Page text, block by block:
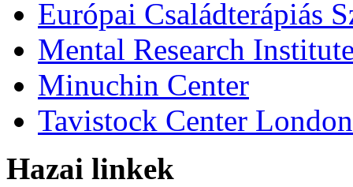
Európai Családterápiás
Mental Research
Minuchin Center
Tavistock Center London
Hazai linkek